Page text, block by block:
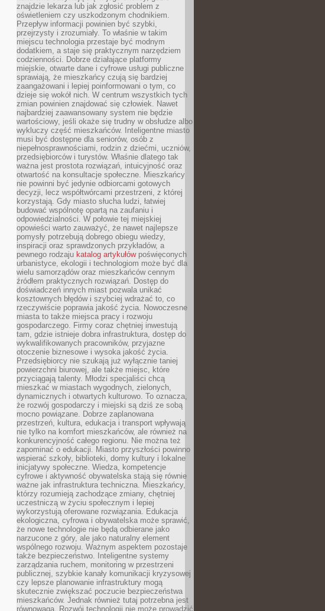
znajdzie lekarza lub jak zgłosić problem z
oświetleniem czy uszkodzonym chodnikiem.
Przepływ informacji powinien być szybki,
przejrzysty i zrozumiały. To właśnie w takim
miejscu technologia przestaje być modnym
dodatkiem, a staje się praktycznym narzędziem
codzienności. Dobrze działające platformy
miejskie, otwarte dane i cyfrowe usługi publiczne
sprawiają, że mieszkańcy czują się bardziej
zaangażowani i lepiej poinformowani o tym, co
dzieje się wokół nich. W centrum wszystkich tych
zmian powinien znajdować się człowiek. Nawet
najbardziej zaawansowany system nie będzie
wartościowy, jeśli okaże się trudny w obsłudze albo
wykluczy część mieszkańców. Inteligentne miasto
musi być dostępne dla seniorów, osób z
niepełnosprawnościami, rodzin z dziećmi, uczniów,
przedsiębiorców i turystów. Właśnie dlatego tak
ważna jest prostota rozwiązań, intuicyjność oraz
otwartość na konsultacje społeczne. Mieszkańcy
nie powinni być jedynie odbiorcami gotowych
decyzji, lecz współtwórcami przestrzeni, z której
korzystają. Gdy miasto słucha ludzi, łatwiej
budować wspólnotę opartą na zaufaniu i
odpowiedzialności. W połowie tej miejskiej
opowieści warto zauważyć, że nawet najlepsze
pomysły potrzebują dobrego obiegu wiedzy,
inspiracji oraz sprawdzonych przykładów, a
pewnego rodzaju katalog artykułówpoświęconych
urbanistyce, ekologii i technologiom może być dla
wielu samorządów oraz mieszkańców cennym
źródłem praktycznych rozwiązań. Dostęp do
doświadczeń innych miast pozwala unikać
kosztownych błędów i szybciej wdrażać to, co
rzeczywiście poprawia jakość życia. Nowoczesne
miasta to także miejsca pracy i rozwoju
gospodarczego. Firmy coraz chętniej inwestują
tam, gdzie istnieje dobra infrastruktura, dostęp do
wykwalifikowanych pracowników, przyjazne
otoczenie biznesowe i wysoka jakość życia.
Przedsiębiorcy nie szukają już wyłącznie taniej
powierzchni biurowej, ale także miejsc, które
przyciągają talenty. Młodzi specjaliści chcą
mieszkać w miastach wygodnych, zielonych,
dynamicznych i otwartych kulturowo. To oznacza,
że rozwój gospodarczy i miejski są dziś ze sobą
mocno powiązane. Dobrze zaplanowana
przestrzeń, kultura, edukacja i transport wpływają
nie tylko na komfort mieszkańców, ale również na
konkurencyjność całego regionu. Nie można też
zapominać o edukacji. Miasto przyszłości powinno
wspierać szkoły, biblioteki, domy kultury i lokalne
inicjatywy społeczne. Wiedza, kompetencje
cyfrowe i aktywność obywatelska stają się równie
ważne jak infrastruktura techniczna. Mieszkańcy,
którzy rozumieją zachodzące zmiany, chętniej
uczestniczą w życiu społecznym i lepiej
wykorzystują oferowane rozwiązania. Edukacja
ekologiczna, cyfrowa i obywatelska może sprawić,
że nowe technologie nie będą odbierane jako
narzucone z góry, ale jako naturalny element
wspólnego rozwoju. Ważnym aspektem pozostaje
także bezpieczeństwo. Inteligentne systemy
zarządzania ruchem, monitoring w przestrzeni
publicznej, szybkie kanały komunikacji kryzysowej
czy lepsze planowanie infrastruktury mogą
skutecznie zwiększać poczucie bezpieczeństwa
mieszkańców. Jednak również tutaj potrzebna jest
równowaga. Rozwój technologii nie może prowadzić